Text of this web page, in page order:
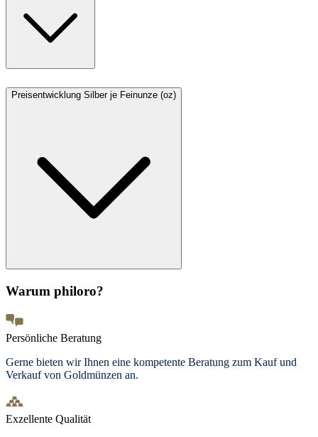
Preisentwicklung Silber je Feinunze (oz)
Warum philoro?
Persönliche Beratung
Gerne bieten wir Ihnen eine kompetente Beratung zum Kauf und
Verkauf von Goldmünzen an.
Exzellente Qualität